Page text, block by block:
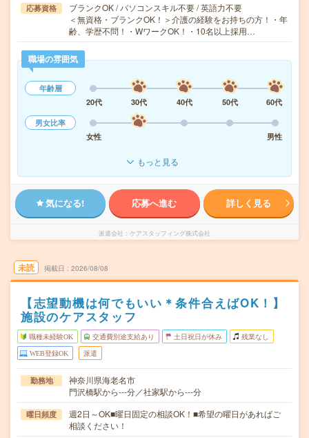
応募資格
ブランクOK / パソコンスキル不要 / 英語力不要
＜無資格・ブランクOK！＞介護の経験をお持ちの方！・年
齢、学歴不問！・WワークOK！・10名以上採用…
職場の雰囲気
年齢層
20代
30代 40代 50代
60代
男女比率
女性
男性
もっと見る
気になる! 応募へ進む 詳しく見る
派遣会社 ケアスタッフィング株式会社
未読 掲載日 2026/08/08
【志望動機は何でもいい＊条件合えばOK！】
施設のケアスタッフ
職種未経験OK 交通費別途支給あり 土日祝日が休み 残業なし
WEB登録OK 派遣
勤務地
神奈川県海老名市
門沢橋駅から---分／社家駅から---分
曜日頻度
週2日～OK■曜日固定の相談OK！■希望の曜日があればご
相談ください！